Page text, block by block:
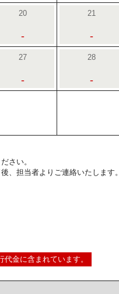
20
-
21
-
27
-
28
-
さい。
、担当者よりご連絡いたします。
金に含まれています。